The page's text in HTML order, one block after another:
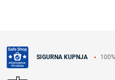
SIGURNA KUPNJA